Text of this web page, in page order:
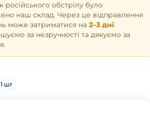
російського обстрілу було
наш склад. Через це відправлення
може затриматися на 2–3 дні.
за незручності та дякуємо за
1 шт